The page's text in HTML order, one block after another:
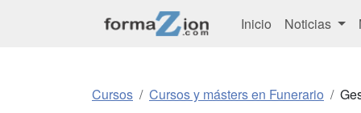
Inicio Noticias
Cursos Cursos y másters en Funerario